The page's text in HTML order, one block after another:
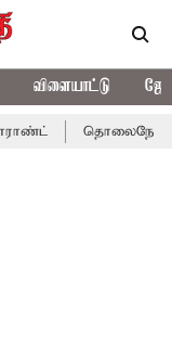
விளையாட்டு
தொலைநோக்கு